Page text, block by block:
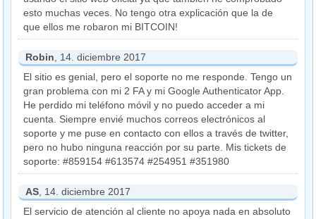
esto muchas veces. No tengo otra explicación que la de
que ellos me robaron mi BITCOIN!
Robin , 14. diciembre 2017
El sitio es genial, pero el soporte no me responde. Tengo un
gran problema con mi 2 FA y mi Google Authenticator App.
He perdido mi teléfono móvil y no puedo acceder a mi
cuenta. Siempre envié muchos correos electrónicos al
soporte y me puse en contacto con ellos a través de twitter,
pero no hubo ninguna reacción por su parte. Mis tickets de
soporte: #859154 #613574 #254951 #351980
AS , 14. diciembre 2017
El servicio de atención al cliente no apoya nada en absoluto